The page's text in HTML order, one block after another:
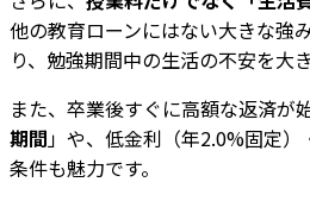
他の教育ローンにはない大きな強
り、勉強期間中の生活の不安を大
また、卒業後すぐに高額な返済が
期間」や、低金利（年2.0%固定）
条件も魅力です。